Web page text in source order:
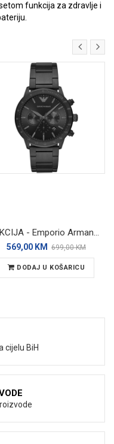
funkcija za zdravlje i
AKCIJA - Emporio Armani Mario AR11242 muški ručni sat
569,00 KM 699,00 KM
DODAJ U KOŠARICU
cijelu BiH